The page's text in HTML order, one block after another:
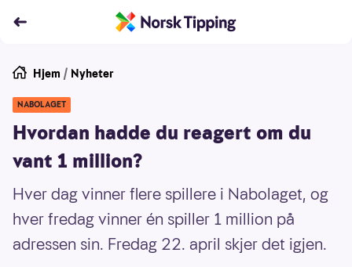
Hjem / Nyheter
NABOLAGET
Hvordan hadde du reagert om du
vant 1 million?
Hver dag vinner flere spillere i Nabolaget, og
hver fredag vinner én spiller 1 million på
adressen sin. Fredag 22. april skjer det igjen.